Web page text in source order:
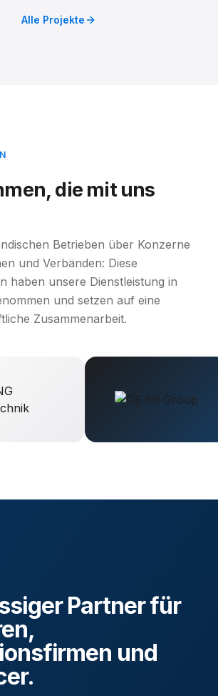
Alle Projekte
die mit uns
Betrieben über Konzerne
und Verbänden: Diese
haben unsere Dienstleistung in
und setzen auf eine
Zusammenarbeit.
Partnerfür
und